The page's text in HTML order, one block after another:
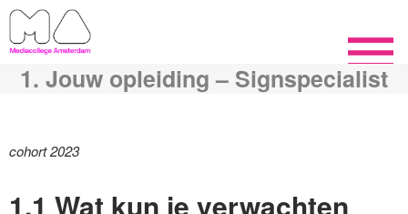
1. Jouw opleiding – Signspecialist
cohort 2023
1.1 Wat kun je verwachten